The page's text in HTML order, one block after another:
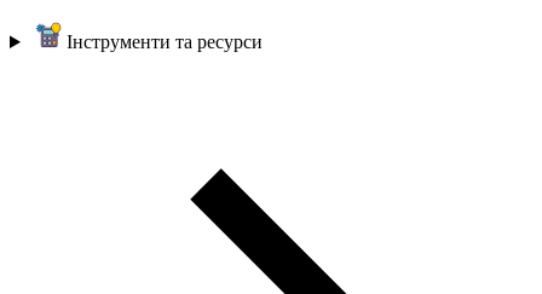
Інструменти та ресурси